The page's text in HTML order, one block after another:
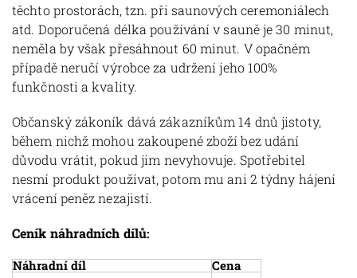
těchto prostorách, tzn. při saunových ceremoniálech
atd. Doporučená délka používání v sauně je 30 minut,
neměla by však přesáhnout 60 minut. V opačném
případě neručí výrobce za udržení jeho 100%
funkčnosti a kvality.
Občanský zákoník dává zákazníkům 14 dnů jistoty,
během nichž mohou zakoupené zboží bez udání
důvodu vrátit, pokud jim nevyhovuje. Spotřebitel
nesmí produkt používat, potom mu ani 2 týdny hájení
vrácení peněz nezajistí.
Ceník náhradních dílů:
Náhradní díl
Cena